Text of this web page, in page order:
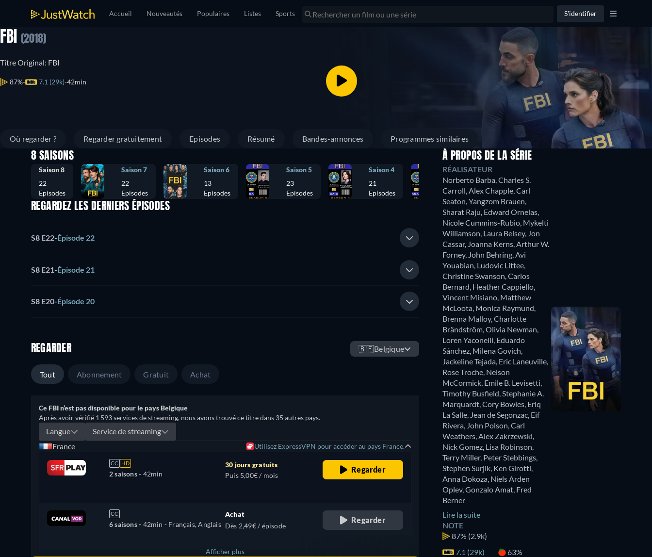
Accueil Nouveautés Populaires Listes Sports S'identifier
FBI (2018)
Titre Original: FBI
87% 7.1 (29k) 42min
Où regarder ? Regarder gratuitement Episodes Résumé Bandes-annonces Programmes similaires
8 SAISONS
Saison 8
22
Episodes
Saison 7
22
Episodes
Saison 6
13
Episodes
Saison 5
23
Episodes
Saison 4
21
Episodes
Saison 3
15
Episodes
REGARDEZ LES DERNIERS ÉPISODES
S8 E22-Épisode 22
S8 E21-Épisode 21
S8 E20-Épisode 20
REGARDER 🇧🇪Belgique
Tout Abonnement Gratuit Achat
Ce FBI n’est pas disponible pour le pays Belgique
Après avoir vérifié 1 593 services de streaming, nous avons trouvé ce titre dans 35 autres pays.
Langue
Service de streaming
France
Utilisez ExpressVPN pour accéder au pays France.
CC HD
2 saisons - 42min
30 jours gratuits
Puis 5,00€ / mois
Regarder
CC
6 saisons - 42min - Français, Anglais
Achat
Dès 2,49€ / épisode
Regarder
Afficher plus
À PROPOS DE LA SÉRIE
RÉALISATEUR
Norberto Barba,Charles S.
Carroll,Alex Chapple,Carl
Seaton,Yangzom Brauen,
Sharat Raju, Edward Ornelas,
Nicole Cummins-Rubio, Mykelti
Williamson, Laura Belsey, Jon
Cassar, Joanna Kerns,Arthur W.
Forney, John Behring,Avi
Youabian, Ludovic Littee,
Christine Swanson,Carlos
Bernard, Heather Cappiello,
Vincent Misiano, Matthew
McLoota, Monica Raymund,
Brenna Malloy,Charlotte
Brändström,Olivia Newman,
Loren Yaconelli, Eduardo
Sánchez, Milena Govich,
Jackeline Tejada, Eric Laneuville,
Rose Troche, Nelson
McCormick, Emile B. Levisetti,
Timothy Busfield,Stephanie A.
Marquardt,Cory Bowles, Eriq
La Salle, Jean de Segonzac, Eif
Rivera, John Polson,Carl
Weathers,Alex Zakrzewski,
Nick Gomez, Lisa Robinson,
Terry Miller, Peter Stebbings,
Stephen Surjik, Ken Girotti,
Anna Dokoza, Niels Arden
Oplev,Gonzalo Amat, Fred
Berner
Lire la suite
NOTE
87% (2.9k)
7.1 (29k)
63%